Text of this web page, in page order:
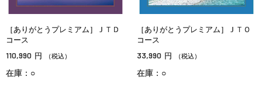
［ありがとうプレミアム］ＪＴＤ
コース
110,990 円 （税込）
在庫：○
［ありがとうプレミアム］ＪＴＯ
コース
33,990 円 （税込）
在庫：○